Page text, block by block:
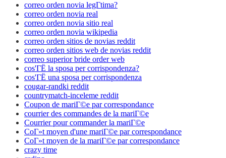
correo orden novia legГ­tima?
correo orden novia real
correo orden novia sitio real
correo orden novia wikipedia
correo orden sitios de novias reddit
correo orden sitios web de novias reddit
correo superior bride order web
cos'ГЁ la sposa per corrispondenza?
cos'ГЁ una sposa per corrispondenza
cougar-randki reddit
countrymatch-inceleme reddit
Coupon de mariГ©e par correspondance
courrier des commandes de la mariГ©e
Courrier pour commander la mariГ©e
CoГ»t moyen d'une mariГ©e par correspondance
CoГ»t moyen de la mariГ©e par correspondance
crazy time